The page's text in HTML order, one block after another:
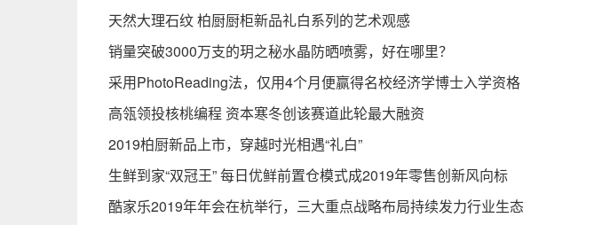
天然大理石纹 柏厨厨柜新品礼白系列的艺术观感
销量突破3000万支的玥之秘水晶防晒喷雾，好在哪里？
采用PhotoReading法，仅用4个月便赢得名校经济学博士入学资格
高瓴领投核桃编程 资本寒冬创该赛道此轮最大融资
2019柏厨新品上市，穿越时光相遇“礼白”
生鲜到家“双冠王” 每日优鲜前置仓模式成2019年零售创新风向标
酷家乐2019年年会在杭举行，三大重点战略布局持续发力行业生态